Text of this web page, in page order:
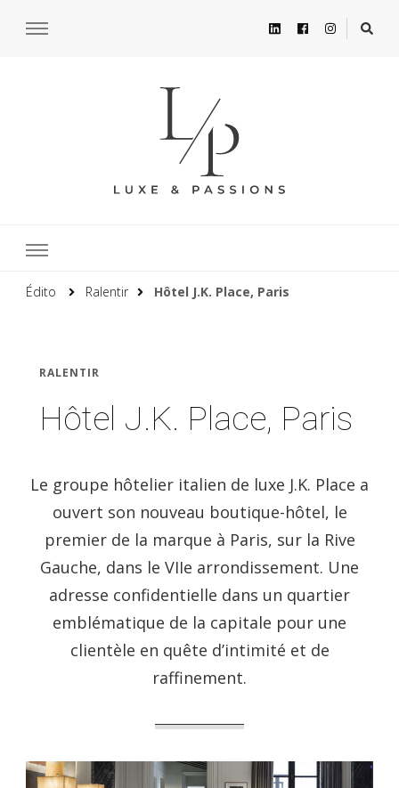
Édito Ralentir Hôtel J.K. Place, Paris
RALENTIR
Hôtel J.K. Place, Paris
Le groupe hôtelier italien de luxe J.K. Place a
ouvert son nouveau boutique-hôtel, le
premier de la marque à Paris, sur la Rive
Gauche, dans le VIIe arrondissement. Une
adresse confidentielle dans un quartier
emblématique de la capitale pour une
clientèle en quête d’intimité et de
raffinement.